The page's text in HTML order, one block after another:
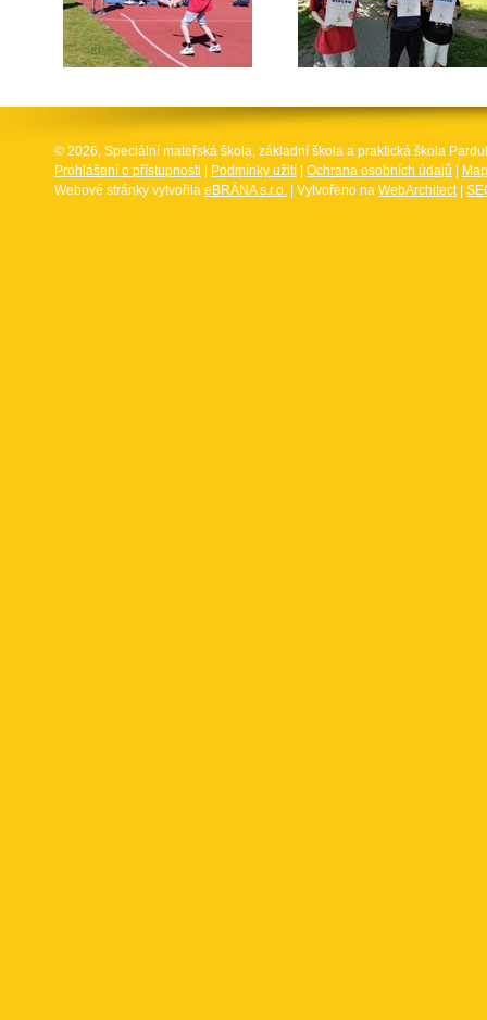
© 2026, Speciální mateřská škola, základní škola a praktická škola
Prohlášení o přístupnosti
Podmínky užití Ochrana osobních údajů
Webové stránky vytvořila eBRÁNA s.r.o. | Vytvořeno na WebArchitect|